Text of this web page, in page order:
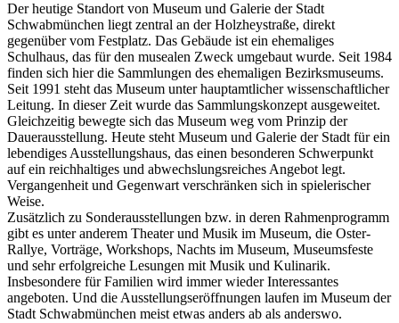
Der heutige Standort von Museum und Galerie der Stadt
Schwabmünchen liegt zentral an der Holzheystraße, direkt
gegenüber vom Festplatz. Das Gebäude ist ein ehemaliges
Schulhaus, das für den musealen Zweck umgebaut wurde. Seit 1984
finden sich hier die Sammlungen des ehemaligen Bezirksmuseums.
Seit 1991 steht das Museum unter hauptamtlicher wissenschaftlicher
Leitung. In dieser Zeit wurde das Sammlungskonzept ausgeweitet.
Gleichzeitig bewegte sich das Museum weg vom Prinzip der
Dauerausstellung. Heute steht Museum und Galerie der Stadt für ein
lebendiges Ausstellungshaus, das einen besonderen Schwerpunkt
auf ein reichhaltiges und abwechslungsreiches Angebot legt.
Vergangenheit und Gegenwart verschränken sich in spielerischer
Weise.
Zusätzlich zu Sonderausstellungen bzw. in deren Rahmenprogramm
gibt es unter anderem Theater und Musik im Museum, die Oster-
Rallye, Vorträge, Workshops, Nachts im Museum, Museumsfeste
und sehr erfolgreiche Lesungen mit Musik und Kulinarik.
Insbesondere für Familien wird immer wieder Interessantes
angeboten. Und die Ausstellungseröffnungen laufen im Museum der
Stadt Schwabmünchen meist etwas anders ab als anderswo.